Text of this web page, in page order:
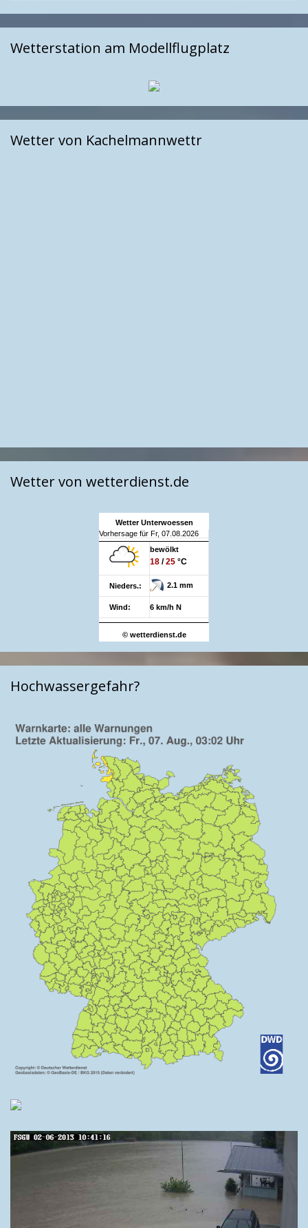
Wetterstation am Modellflugplatz
Wetter von Kachelmannwettr
Wetter von wetterdienst.de
Wetter Unterwoessen
Vorhersage für Fr, 07.08.2026
bewölkt
18 /25 °C
Nieders.: 2.1 mm
Wind: 6 km/h N
© wetterdienst.de
Hochwassergefahr?